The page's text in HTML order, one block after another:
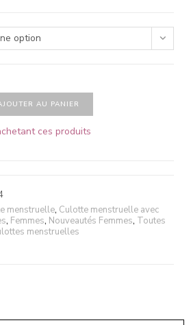
option
AU PANIER
ces produits
menstruelle, Culotte menstruelle avec
, Femmes, Nouveautés Femmes, Toutes
menstruelles